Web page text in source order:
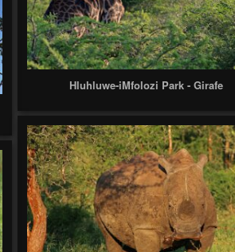
Hluhluwe-iMfolozi Park - Girafe